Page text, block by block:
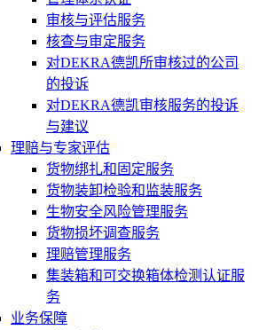
审核与评估服务
核查与审定服务
对DEKRA德凯所审核过的公司
的投诉
对DEKRA德凯审核服务的投诉
与建议
理赔与专家评估
货物绑扎和固定服务
货物装卸检验和监装服务
生物安全风险管理服务
货物损坏调查服务
理赔管理服务
集装箱和可交换箱体检测认证服
务
业务保障